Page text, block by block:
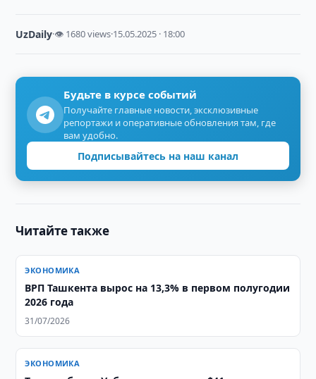
UzDaily·👁 1680 views·15.05.2025 · 18:00
Будьте в курсе событий
Получайте главные новости, эксклюзивные
репортажи и оперативные обновления там, где
вам удобно.
Подписывайтесь на наш канал
Читайте также
ЭКОНОМИКА
ВРП Ташкента вырос на 13,3% в первом полугодии
2026 года
31/07/2026
ЭКОНОМИКА